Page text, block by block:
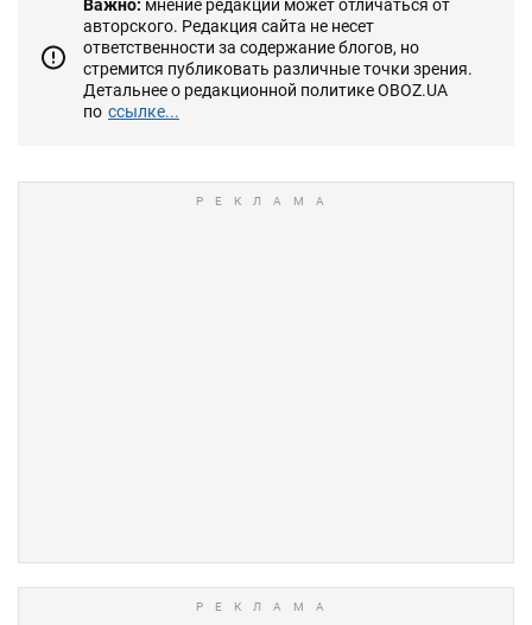
Важно: мнение редакции может отличаться от
авторского. Редакция сайта не несет
ответственности за содержание блогов, но
стремится публиковать различные точки зрения.
Детальнее о редакционной политике OBOZ.UA
по ссылке...